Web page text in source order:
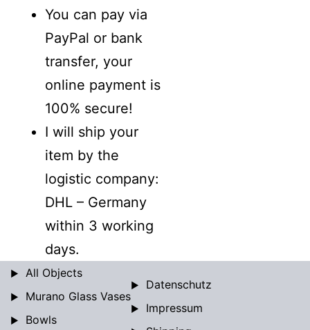
You can pay via
PayPal or bank
transfer, your
online payment is
100% secure!
I will ship your
item by the
logistic company:
DHL – Germany
within 3 working
days.
All Objects
Murano Glass Vases
Bowls
Datenschutz
Impressum